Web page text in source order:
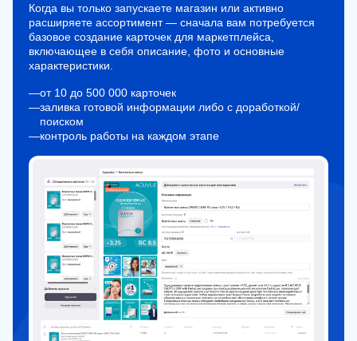
Когда вы только запускаете магазин или активно
расширяете ассортимент — сначала вам потребуется
базовое создание карточек для маркетплейса,
включающее в себя описание, фото и основные
характеристики.
—от 10 до 500 000 карточек
—заливка готовой информации либо с доработкой/
поиском
—контроль работы на каждом этапе